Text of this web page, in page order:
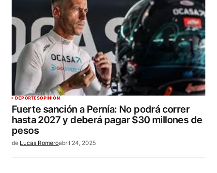
DEPORTESOPINIÓN
Fuerte sanción a Pernía: No podrá correr
hasta 2027 y deberá pagar $30 millones de
pesos
de Lucas Romeroabril 24, 2025